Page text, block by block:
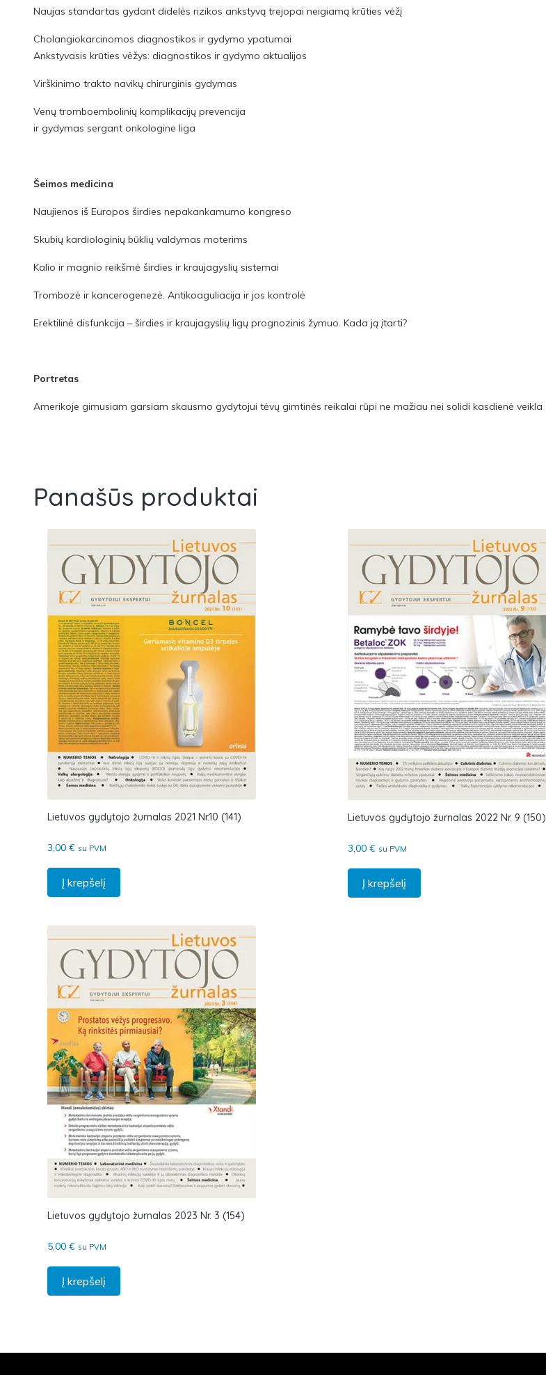
Naujas standartas gydant didelės rizikos ankstyvą trejopai neigiamą krūties vėžį
Cholangiokarcinomos diagnostikos ir gydymo ypatumai
Ankstyvasis krūties vėžys: diagnostikos ir gydymo aktualijos
Virškinimo trakto navikų chirurginis gydymas
Venų tromboembolinių komplikacijų prevencija
ir gydymas sergant onkologine liga
Šeimos medicina
Naujienos iš Europos širdies nepakankamumo kongreso
Skubių kardiologinių būklių valdymas moterims
Kalio ir magnio reikšmė širdies ir kraujagyslių sistemai
Trombozė ir kancerogenezė. Antikoaguliacija ir jos kontrolė
Erektilinė disfunkcija – širdies ir kraujagyslių ligų prognozinis žymuo. Kada ją įtarti?
Portretas
Amerikoje gimusiam garsiam skausmo gydytojui tėvų gimtinės reikalai rūpi ne mažiau nei solidi kasdienė veikla
Panašūs produktai
Lietuvos gydytojo žurnalas 2021 Nr.10 (141)
3,00 € su PVM
Į krepšelį
Lietuvos gydytojo žurnalas 2022 Nr. 9 (150)
3,00 € su PVM
Į krepšelį
Lietuvos gydytojo žurnalas 2023 Nr. 3 (154)
5,00 € su PVM
Į krepšelį